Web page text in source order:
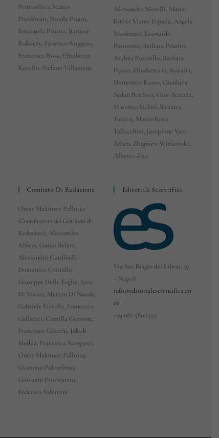
Pennasilico, Marco
Pierdonati, Nicola Pisani,
Emanuela Pistoia, Bartosz
Rakoczy, Federico Roggero,
Francesca Rosa, Elisabetta
Rosafio, Stefano Villamena
Alessandro Morelli, Maria
Esther Muniz Espada, Angela
Musumeci, Leonardo
Pastorino, Barbara Pezzini,
Andrea Porciello, Barbara
Pozzo, Elisabetta G. Rosafio,
Domenico Russo, Gianluca
Sadun Bordoni, Gino Scaccia,
Massimo Siclari, Rezarta
Tahiraj, Mariachiara
Tallacchini, Josephine Van
Zeben, Zbigniew Witkowski,
Alberto Zito.
Comitato Di Redazione
Omar Makimov Pallotta
(Coordinatore del Comitato di
Redazione), Alessandra
Alfieri, Guido Befani,
Alessandro Cardinali,
Domenico Cristallo,
Giuseppe Delle Foglie, Sara
Di Marco, Matteo Di Natale,
Gabriele Fiorella, Francesco
Gallarati, Camilla Gernone,
Francesco Giacchi, Jakub
Medda, Francesca Morganti,
Omar Makimov Pallotta,
Giacomo Palombino,
Giovanni Provvisiero,
Federico Valentini
Editoriale Scientifica
Via San Biagio dei Librai, 39
– Napoli
info@editorialescientifica.co
m
+39 081 5800459